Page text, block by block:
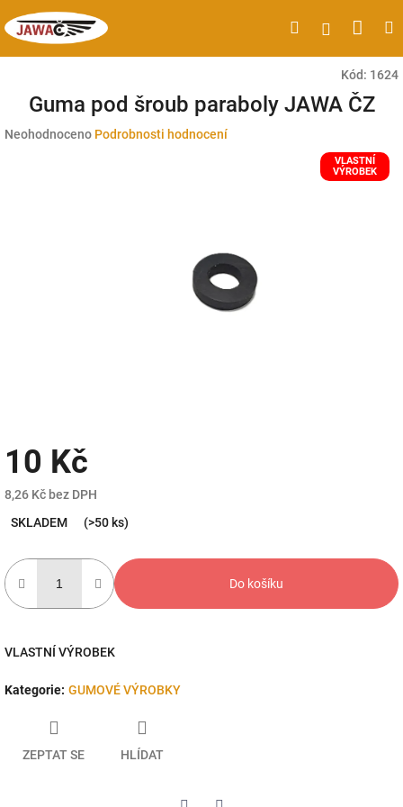
na
obsah
HledatPřihlášení
Kód: 1624
Guma pod šroub paraboly JAWA ČZ
Průměrné
Neohodnoceno Podrobnosti hodnocení
VLASTNÍ
VÝROBEK
10 Kč
8,26 Kč bez DPH
cena:
SKLADEM (>50 ks)
Do košíku
VLASTNÍ VÝROBEK
Kategorie: GUMOVÉ VÝROBKY
ZEPTAT SE HLÍDAT